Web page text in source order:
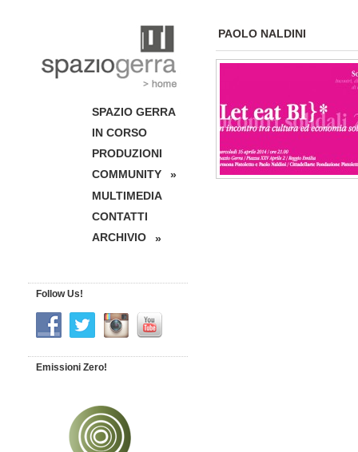
PAOLO NALDINI
SPAZIO GERRA
IN CORSO
PRODUZIONI
COMMUNITY
»
MULTIMEDIA
CONTATTI
ARCHIVIO
»
Follow Us!
Emissioni Zero!